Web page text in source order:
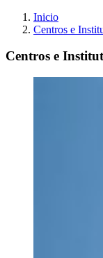
Inicio
Centros e
Centros e